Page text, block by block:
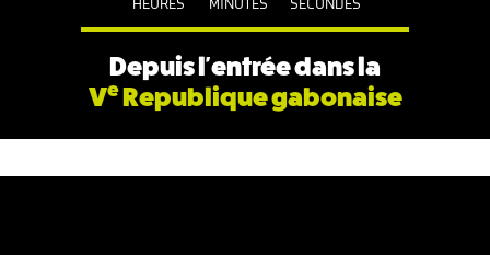
Depuis l'entrée dans la
VeRepublique gabonaise